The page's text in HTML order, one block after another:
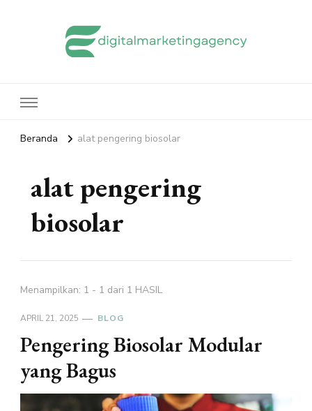
Beranda alat pengering biosolar
alat pengering
biosolar
Menampilkan: 1 - 1 dari 1 HASIL
APRIL 21, 2025 BLOG
Pengering Biosolar Modular
yang Bagus